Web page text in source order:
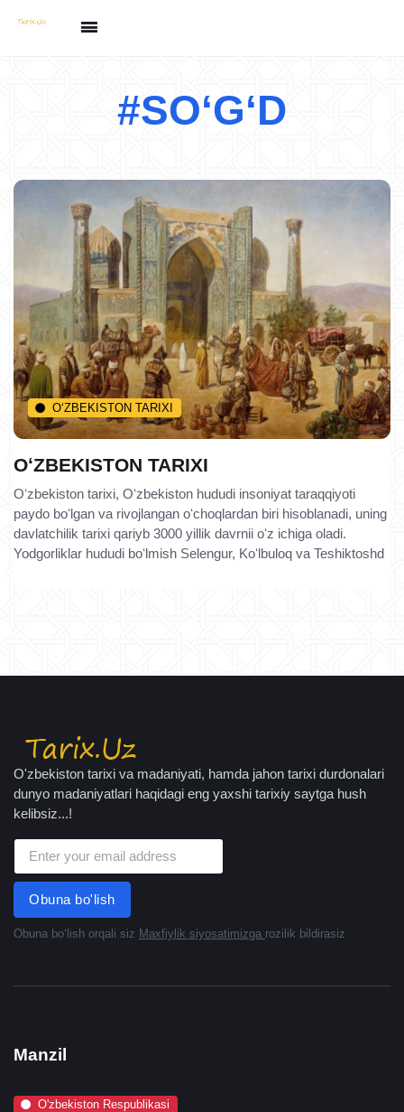
#SOʻGʻD
O‘ZBEKISTON TARIXI
OʻZBEKISTON TARIXI
Oʻzbekiston tarixi, Oʻzbekiston hududi insoniyat taraqqiyoti
paydo boʻlgan va rivojlangan oʻchoqlardan biri hisoblanadi, uning
davlatchilik tarixi qariyb 3000 yillik davrnii oʻz ichiga oladi.
Yodgorliklar hududi boʻlmish Selengur, Koʻlbuloq va Teshiktoshd
O'zbekiston tarixi va madaniyati, hamda jahon tarixi durdonalari
dunyo madaniyatlari haqidagi eng yaxshi tarixiy saytga hush
kelibsiz...!
Obuna bo'lish
Obuna boʻlish orqali siz Maxfiylik siyosatimizga rozilik bildirasiz
Manzil
O'zbekiston Respublikasi